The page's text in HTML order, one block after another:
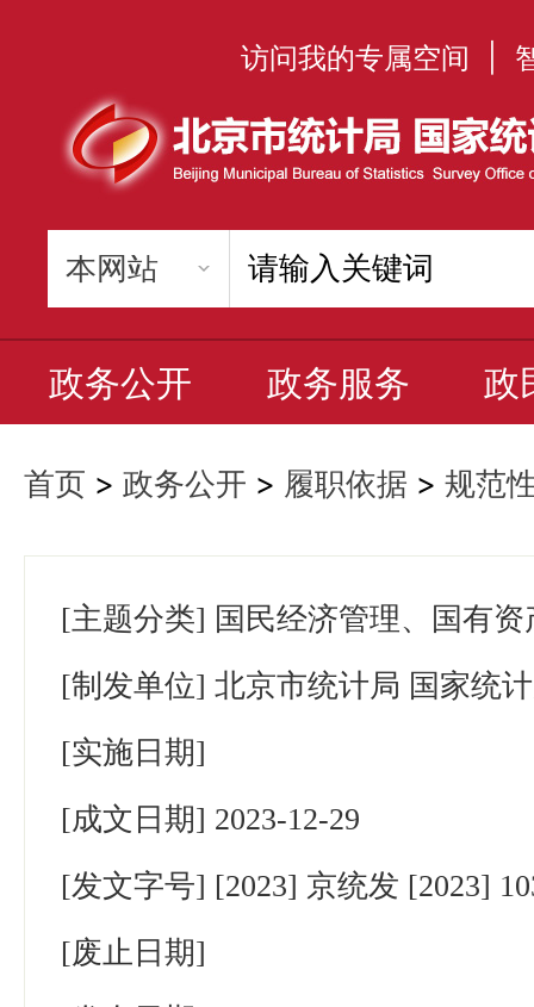
访问我的专属空间
政务公开 政务服务 政
首页 > 政务公开 > 履职依据 > 规范
[主题分类] 国民经济管理、国有
[制发单位] 北京市统计局 国家统
[实施日期]
[成文日期] 2023-12-29
[发文字号] [2023] 京统发 [2023]
[废止日期]